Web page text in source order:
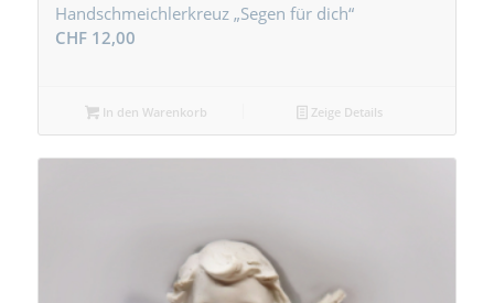
Handschmeichlerkreuz „Segen für dich“
CHF12,00
In den Warenkorb Zeige Details